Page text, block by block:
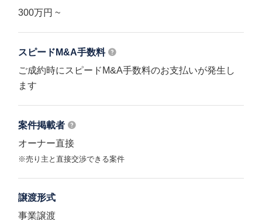
300万円 ~
スピードM&A手数料
ご成約時にスピードM&A手数料のお支払いが発生し
ます
案件掲載者
オーナー直接
※売り主と直接交渉できる案件
譲渡形式
事業譲渡